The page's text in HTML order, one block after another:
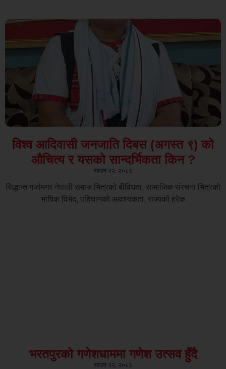
विश्व आदिवासी जनजाति दिबस (अगस्त ९) को
औचित्य र यसको सान्दर्भिकता किन ?
साउन २२, २०८३
सिद्धान्त गर्जामगर नेपाली समाज भित्रको बीविधता, सामाजिक संरचना भित्रको
भाषिक विभेद, पहिचानको आवश्यकता, राज्यको हरेक
भरतपुरको गणेशधाममा गणेश उत्सव हुँदै
साउन २२, २०८३